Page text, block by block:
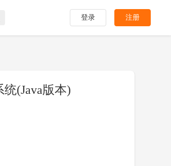
登录 注册
(Java版本)